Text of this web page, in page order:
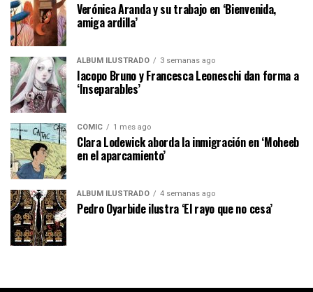
Verónica Aranda y su trabajo en ‘Bienvenida,
amiga ardilla’
ÁLBUM ILUSTRADO 3 semanas ago
Iacopo Bruno y Francesca Leoneschi dan forma a
‘Inseparables’
CÓMIC 1 mes ago
Clara Lodewick aborda la inmigración en ‘Moheeb
en el aparcamiento’
ÁLBUM ILUSTRADO 4 semanas ago
Pedro Oyarbide ilustra ‘El rayo que no cesa’